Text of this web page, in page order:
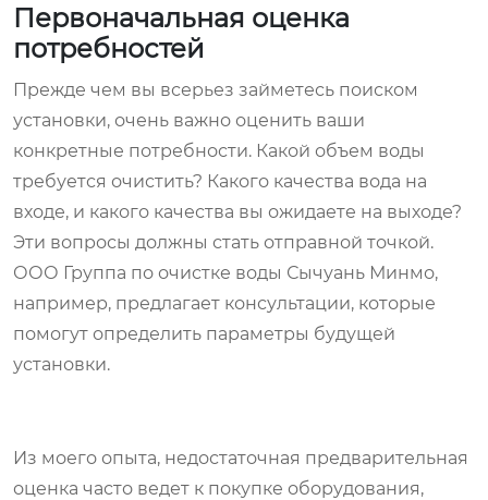
Первоначальная оценка
потребностей
Прежде чем вы всерьез займетесь поиском
установки, очень важно оценить ваши
конкретные потребности. Какой объем воды
требуется очистить? Какого качества вода на
входе, и какого качества вы ожидаете на выходе?
Эти вопросы должны стать отправной точкой.
ООО Группа по очистке воды Сычуань Минмо,
например, предлагает консультации, которые
помогут определить параметры будущей
установки.
Из моего опыта, недостаточная предварительная
оценка часто ведет к покупке оборудования,